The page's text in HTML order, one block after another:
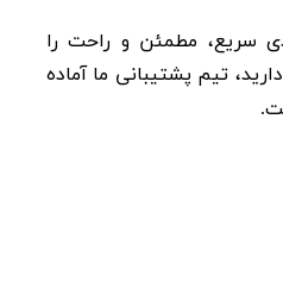
سریع، مطمئن و راحت را
تیم پشتیبانی ما آماده